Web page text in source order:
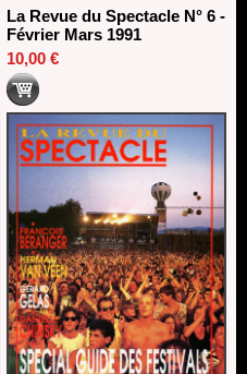
La Revue du Spectacle N° 6 -
Février Mars 1991
10,00 €